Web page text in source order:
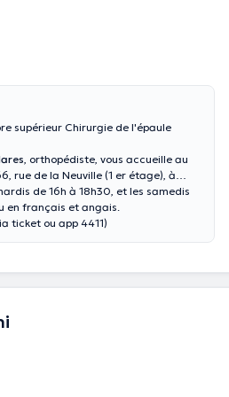
, orthopédiste, vous accueille au
de 16h à 18h30, et les samedis
lieu en français et angais.
ticket ou app 4411)